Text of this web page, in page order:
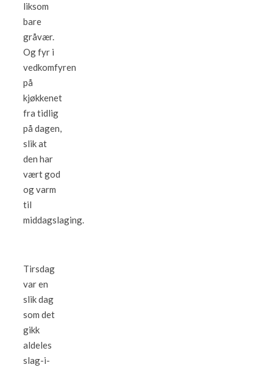
liksom
bare
gråvær.
Og fyr i
vedkomfyren
på
kjøkkenet
fra tidlig
på dagen,
slik at
den har
vært god
og varm
til
middagslaging.
Tirsdag
var en
slik dag
som det
gikk
aldeles
slag-i-